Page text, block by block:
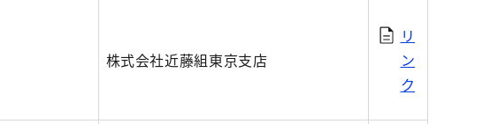
株式会社近藤組東京支店
リ
ン
ク